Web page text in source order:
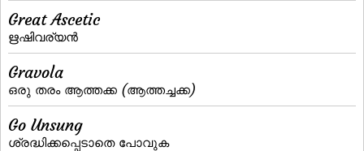
Great Ascetic
ഋഷിവര്യന്‍
Gravola
ഒരു തരം ആത്തക്ക (ആത്തച്ചക്ക)
Go Unsung
ശ്രദ്ധിക്കപ്പെടാതെ പോവുക